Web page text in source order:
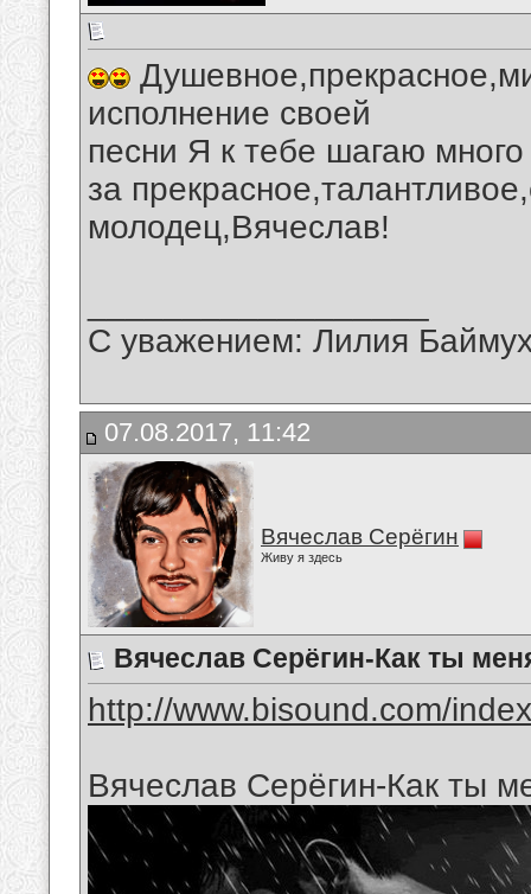
исполнение своей
песни Я к тебе шагаю
за
молодец,Вячеслав!
С уважением: Лилия
07.08.2017, 11:42
Вячеслав Серёгин
Живу я здесь
Вячеслав Серёгин-Как ты
http://www.bisound.com/
Вячеслав Серёгин-Как ты